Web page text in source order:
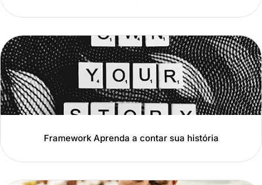
Framework Aprenda a contar sua história